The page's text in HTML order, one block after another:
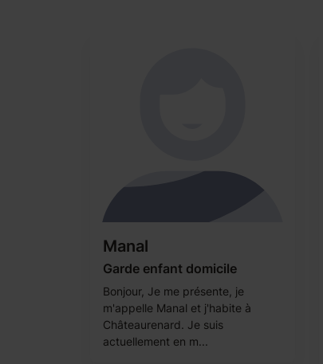
Manal
Garde enfant domicile
Bonjour, Je me présente, je
m'appelle Manal et j'habite à
Châteaurenard. Je suis
actuellement en m...